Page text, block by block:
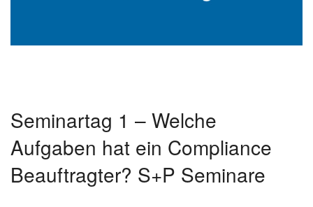
Seminartag 1 – Welche
Aufgaben hat ein Compliance
Beauftragter? S+P Seminare